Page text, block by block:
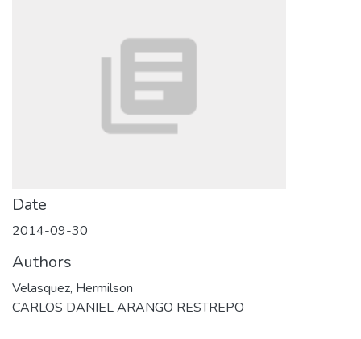
Date
2014-09-30
Authors
Velasquez, Hermilson
CARLOS DANIEL ARANGO RESTREPO